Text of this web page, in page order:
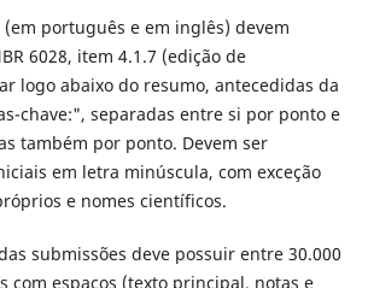
(em português e em inglês) devem
6028, item 4.1.7 (edição de
logo abaixo do resumo, antecedidas da
chave:", separadas entre si por ponto e
também por ponto. Devem ser
em letra minúscula, com exceção
e nomes científicos.
submissões deve possuir entre 30.000
com espaços (texto principal, notas e